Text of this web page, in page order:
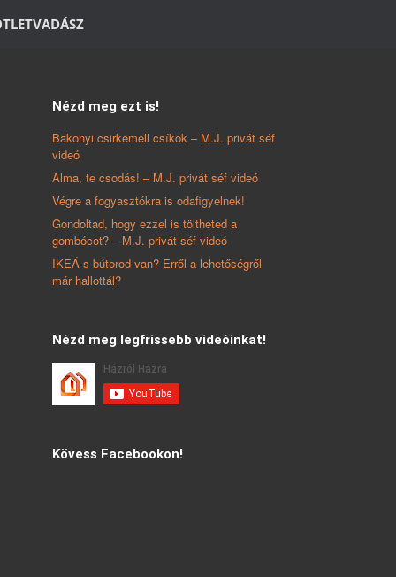
Nézd meg ezt is!
Bakonyi csirkemell csíkok – M.J. privát séf
videó
Alma, te csodás! – M.J. privát séf videó
Végre a fogyasztókra is odafigyelnek!
Gondoltad, hogy ezzel is töltheted a
gombócot? – M.J. privát séf videó
IKEÁ-s bútorod van? Erről a lehetőségről
már hallottál?
Nézd meg legfrissebb videóinkat!
Kövess Facebookon!